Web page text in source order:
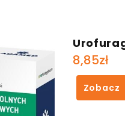
8,85zł
Zobacz